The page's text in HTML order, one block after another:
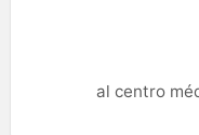
al centro